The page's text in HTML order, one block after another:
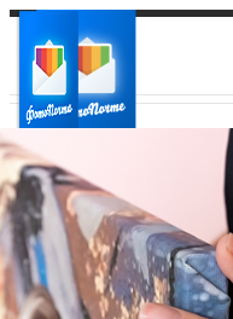
Ваш город:
Ваш регион доставки
Выберите из списка: